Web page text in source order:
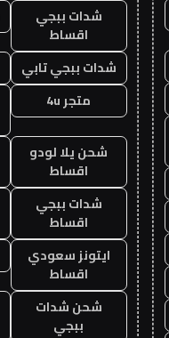
شدات ببجي
اقساط
شدات ببجي تابي
متجر 4u
شحن يلا لودو
اقساط
شدات ببجي
اقساط
ايتونز سعودي
اقساط
شحن شدات
ببجي